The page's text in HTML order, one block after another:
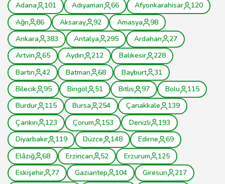
Adana 101 Adıyaman 66 Afyonkarahisar
120
Ağrı
86 Aksaray 92 Amasya
98
Ankara
383 Antalya 295 Ardahan
27
Artvin
65 Aydın 212 Balıkesir
228
Bartın
42 Batman 68 Bayburt
31
Bilecik
95 Bingöl 51 Bitlis 97 Bolu
115
Burdur
115 Bursa 254 Çanakkale
139
Çankırı
123 Çorum 153 Denizli
193
Diyarbakır
119 Düzce 148 Edirne
69
Elâzığ
68 Erzincan 52 Erzurum
125
Eskişehir
77 Gaziantep 104 Giresun
217